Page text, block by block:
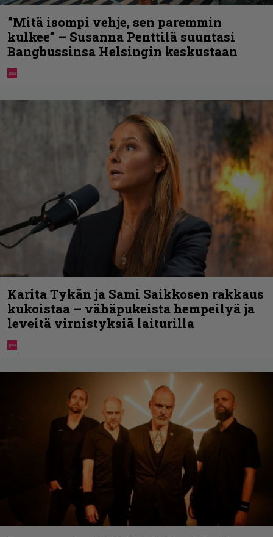
”Mitä isompi vehje, sen paremmin
kulkee” – Susanna Penttilä suuntasi
Bangbussinsa Helsingin keskustaan
Karita Tykän ja Sami Saikkosen rakkaus
kukoistaa – vähäpukeista hempeilyä ja
leveitä virnistyksiä laiturilla